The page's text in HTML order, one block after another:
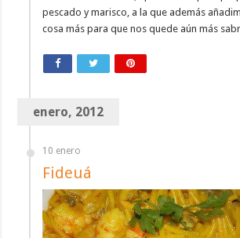
pescado y marisco, a la que además
cosa más para que nos quede aún más
enero, 2012
10 enero
Fideuá